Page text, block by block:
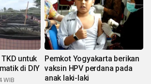
untuk
di DIY
WIB
Pemkot Yogyakarta berikan
vaksin HPV perdana pada
anak laki-laki